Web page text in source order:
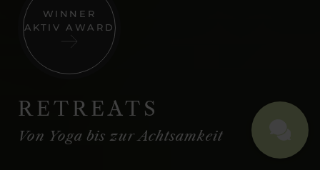
WINNER
AKTIV AWARD
RETREATS
Von Yoga bis zur Achtsamkeit